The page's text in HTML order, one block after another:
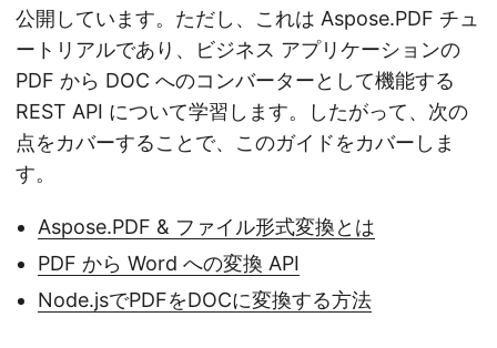
公開しています。ただし、これは Aspose.PDF チュ
ートリアルであり、ビジネス アプリケーションの
PDF から DOC へのコンバーターとして機能する
REST API について学習します。したがって、次の
点をカバーすることで、このガイドをカバーしま
す。
Aspose.PDF & ファイル形式変換とは
PDF から Word への変換 API
Node.jsでPDFをDOCに変換する方法